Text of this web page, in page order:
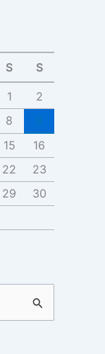
S S
1
2
8
15
16
22
23
29
30